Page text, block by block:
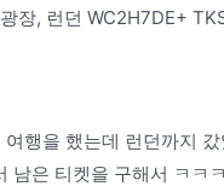
장, 런던 WC2H7DE+
행을 했는데 런던까지
남은 티켓을 구해서 ㅋㅋ